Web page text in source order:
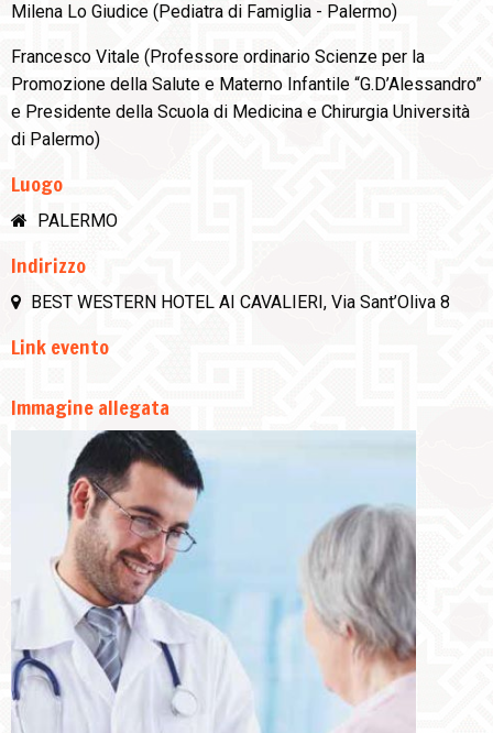
Milena Lo Giudice (Pediatra di Famiglia - Palermo)
Francesco Vitale (Professore ordinario Scienze per la
Promozione della Salute e Materno Infantile “G.D’Alessandro”
e Presidente della Scuola di Medicina e Chirurgia Università
di Palermo)
Luogo
PALERMO
Indirizzo
BEST WESTERN HOTEL AI CAVALIERI, Via Sant’Oliva 8
Link evento
Immagine allegata